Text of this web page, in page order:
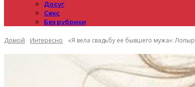
Досуг
Секс
Без рубрики
Домой Интересно «Я вела свадьбу ее бывшего мужа»: